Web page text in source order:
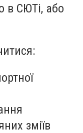
в СЮТі, або
зміїв